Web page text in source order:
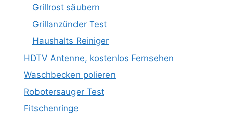
Grillrost säubern
Grillanzünder Test
Haushalts Reiniger
HDTV Antenne, kostenlos Fernsehen
Waschbecken polieren
Robotersauger Test
Fitschenringe